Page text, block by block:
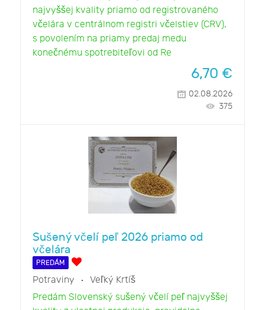
najvyššej kvality priamo od registrovaného
včelára v centrálnom registri včelstiev (CRV),
s povolením na priamy predaj medu
konečnému spotrebiteľovi od Re
6,70 €
02.08.2026
375
Sušený včelí peľ 2026 priamo od
včelára
PREDÁM
Potraviny
Veľký Krtíš
Predám Slovenský sušený včelí peľ najvyššej